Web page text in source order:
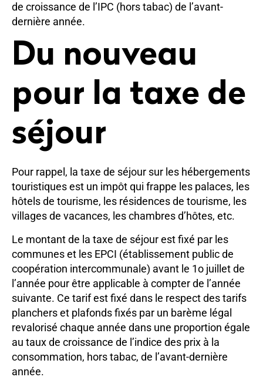
de croissance de l’IPC (hors tabac) de l’avant-
dernière année.
Du nouveau
pour la taxe de
séjour
Pour rappel, la taxe de séjour sur les hébergements
touristiques est un impôt qui frappe les palaces, les
hôtels de tourisme, les résidences de tourisme, les
villages de vacances, les chambres d’hôtes, etc.
Le montant de la taxe de séjour est fixé par les
communes et les EPCI (établissement public de
coopération intercommunale) avant le 1o juillet de
l’année pour être applicable à compter de l’année
suivante. Ce tarif est fixé dans le respect des tarifs
planchers et plafonds fixés par un barème légal
revalorisé chaque année dans une proportion égale
au taux de croissance de l’indice des prix à la
consommation, hors tabac, de l’avant-dernière
année.